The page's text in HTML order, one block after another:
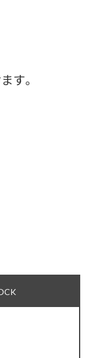
す。